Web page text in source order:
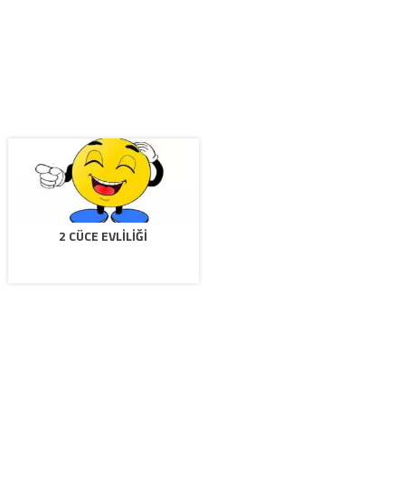
2 CÜCE EVLILIĞI